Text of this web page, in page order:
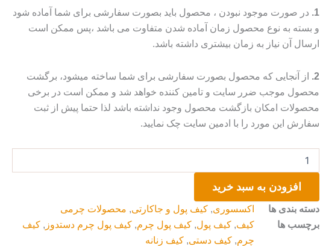
1. در صورت موجود نبودن ، محصول باید بصورت سفارشی برای شما آماده شود
و بسته به نوع محصول زمان آماده شدن متفاوت می باشد ،پس ممکن است
ارسال آن نیاز به زمان بیشتری داشته باشد.
2.
از آنجایی که محصول بصورت سفارشی برای شما ساخته میشود، برگشت
محصول موجب ضرر سایت و تامین کننده خواهد شد و ممکن است در برخی
محصولات امکان بازگشت محصول وجود نداشته باشد لذا حتما پیش از ثبت
سفارش این مورد را با ادمین سایت چک نمایید.
پول
پیچازی
عدد
افزودن به سبد خرید
دسته بندی ها اکسسوری,کیف پول و جاکارتی, محصولات چرمی
برچسب ها
کیف,کیف پول,کیف پول چرم,کیف پول چرم دستدوز ,کیف
چرم,کیف دستی,کیف زنانه